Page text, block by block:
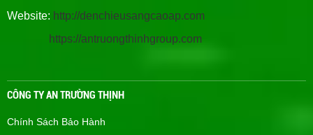
Website: http://denchieusangcaoap.com
https://antruongthinhgroup.com
CÔNG TY AN TRƯỜNG THỊNH
Chính Sách Bảo Hành